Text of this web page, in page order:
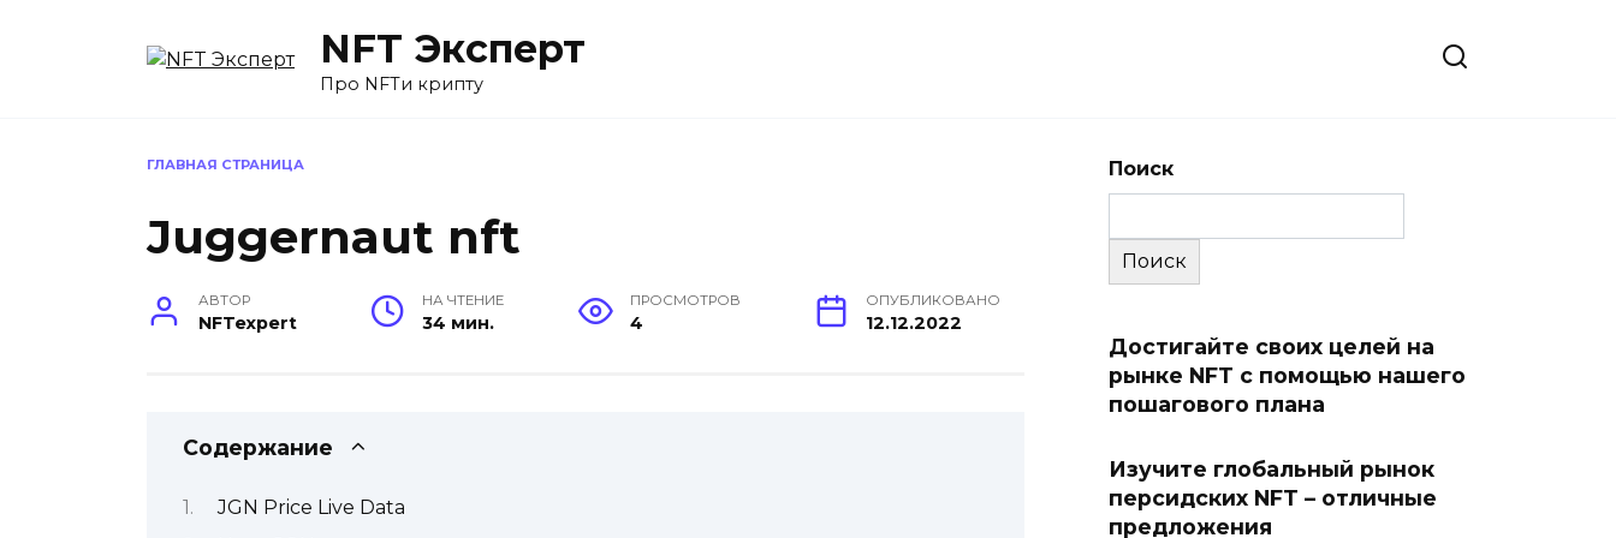
NFT Эксперт
Про NFTи крипту
ГЛАВНАЯ СТРАНИЦА
Juggernaut nft
АВТОР
NFTexpert
НА ЧТЕНИЕ
34 мин.
ПРОСМОТРОВ
4
ОПУБЛИКОВАНО
12.12.2022
Содержание
JGN Price Live Data
Поиск
Поиск
Достигайте своих целей на
рынке NFT с помощью нашего
пошагового плана
Изучите глобальный рынок
персидских NFT – отличные
предложения